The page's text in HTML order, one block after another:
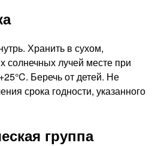
Хранить в сухом,
лучей месте при
Беречь от детей. Не
срока годности, указанного
группа